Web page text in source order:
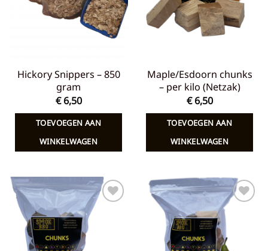
Hickory Snippers – 850
gram
€6,50
TOEVOEGEN AAN
WINKELWAGEN
Maple/Esdoorn chunks
– per kilo (Netzak)
€6,50
TOEVOEGEN AAN
WINKELWAGEN
Toevoegen
verlanglijst
Toevoegen
aan
verlanglijst